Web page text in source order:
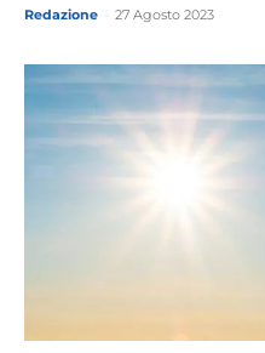
Redazione 27 Agosto 2023